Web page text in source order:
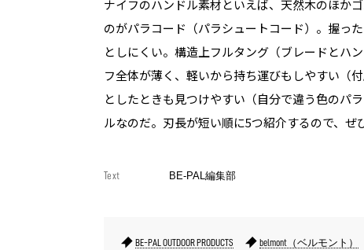
ナイフのハンドル素材といえば、天然木のほか
のがパラコード（パラシュートコード）。握っ
としにくい。構造上フルタング（ブレードとハ
フ全体が薄く、軽いから持ち運びもしやすい（
としたときも見つけやすい（自分で違う色のパ
ルなのだ。刃長が短い順に5つ紹介するので、ぜ
Text BE-PAL編集部
BE-PAL OUTDOOR PRODUCTS belmont（ベルモント）